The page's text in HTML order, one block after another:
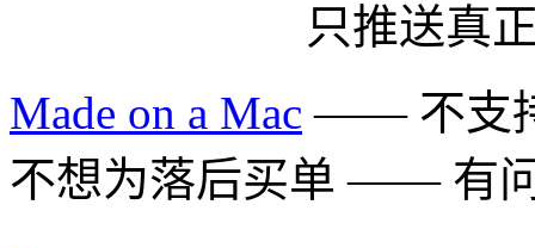
只推送真
Made on a Mac —— 不支
不想为落后买单 —— 有